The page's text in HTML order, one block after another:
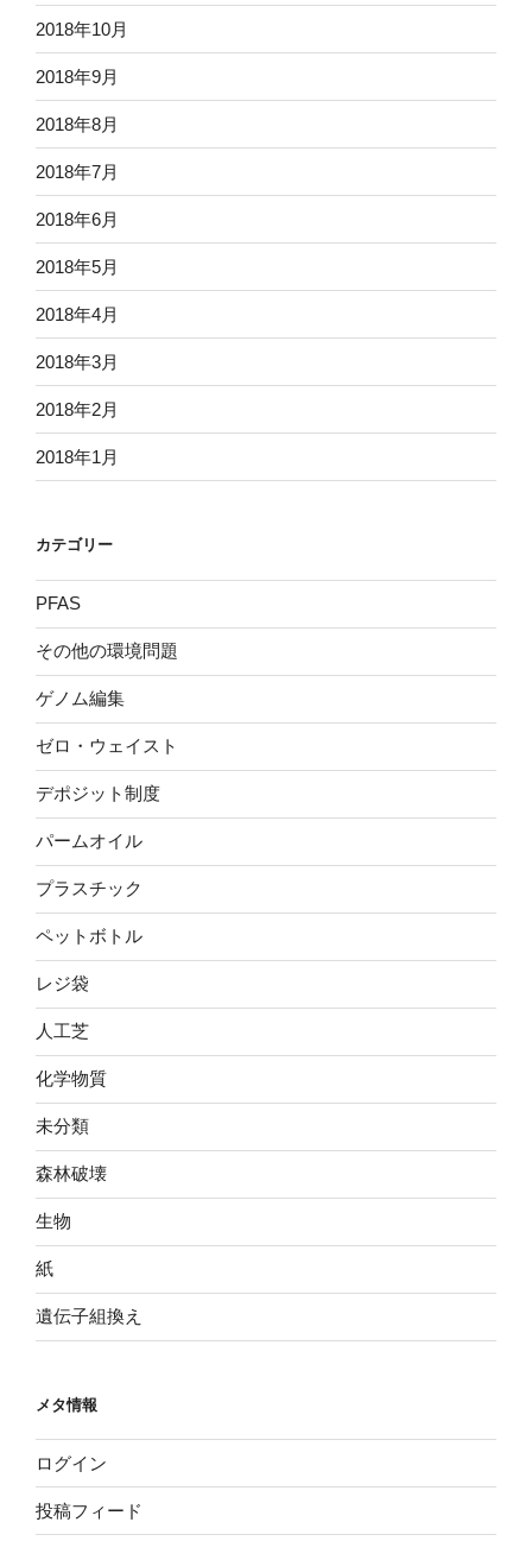
2018年10月
2018年9月
2018年8月
2018年7月
2018年6月
2018年5月
2018年4月
2018年3月
2018年2月
2018年1月
カテゴリー
PFAS
その他の環境問題
ゲノム編集
ゼロ・ウェイスト
デポジット制度
パームオイル
プラスチック
ペットボトル
レジ袋
人工芝
化学物質
未分類
森林破壊
生物
紙
遺伝子組換え
メタ情報
ログイン
投稿フィード